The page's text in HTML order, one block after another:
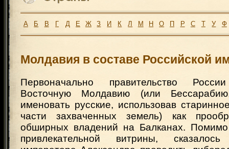
А Б В Г Д Е Ж З И К Л М Н О П Р С Т У Ф
Молдавия в составе Российской
Первоначально правительство
Восточную Молдавию (или
именовать русские, использовав
части захваченных земель) как
обширных владений на Балканах. Помимо
привлекательной витрины,